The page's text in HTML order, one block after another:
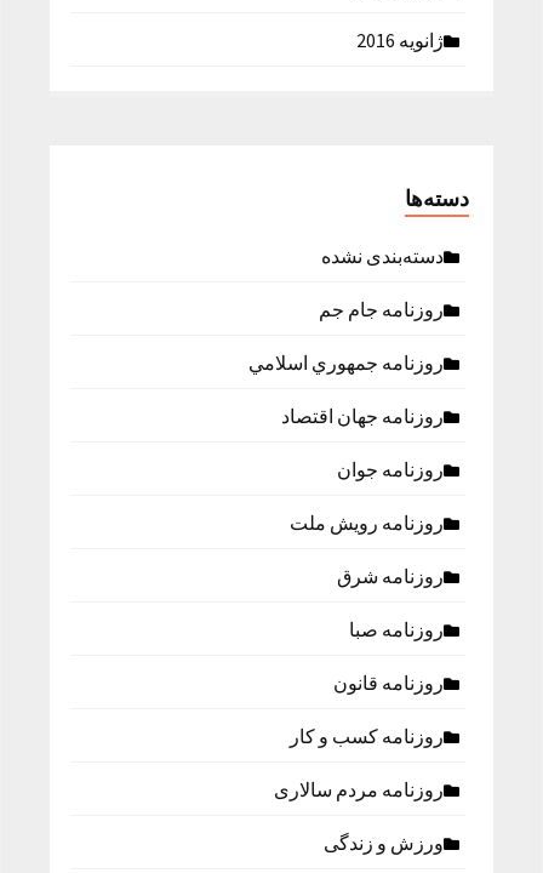
ژانویه 2016
دسته‌ها
دسته‌بندی نشده
روزنامه جام جم
روزنامه جمهوري اسلامي
روزنامه جهان اقتصاد
روزنامه جوان
روزنامه رویش ملت
روزنامه شرق
روزنامه صبا
روزنامه قانون
روزنامه كسب و كار
روزنامه مردم سالاری
ورزش و زندگی